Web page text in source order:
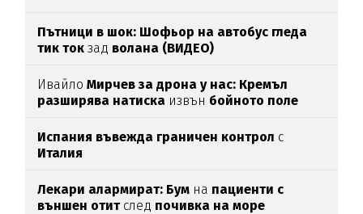
Пътници в шок: Шофьор на автобус гледа
тик ток зад волана (ВИДЕО)
ИвайлоМирчев за дрона у нас: Кремъл
разширява натиска извън бойното поле
Испания въвежда граничен контрол с
Италия
Лекари алармират: Бум на пациенти с
външен отитслед почивка на море